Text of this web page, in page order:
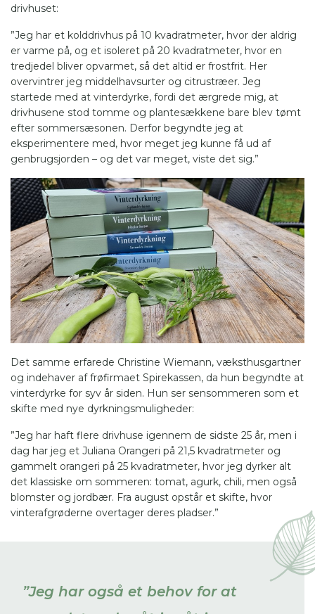
drivhuset:
”Jeg har et kolddrivhus på 10 kvadratmeter, hvor der aldrig
er varme på, og et isoleret på 20 kvadratmeter, hvor en
tredjedel bliver opvarmet, så det altid er frostfrit. Her
overvintrer jeg middelhavsurter og citrustræer. Jeg
startede med at vinterdyrke, fordi det ærgrede mig, at
drivhusene stod tomme og plantesækkene bare blev tømt
efter sommersæsonen. Derfor begyndte jeg at
eksperimentere med, hvor meget jeg kunne få ud af
genbrugsjorden – og det var meget, viste det sig.”
Det samme erfarede Christine Wiemann, væksthusgartner
og indehaver af frøfirmaet Spirekassen, da hun begyndte at
vinterdyrke for syv år siden. Hun ser sensommeren som et
skifte med nye dyrkningsmuligheder:
”Jeg har haft flere drivhuse igennem de sidste 25 år, men i
dag har jeg et Juliana Orangeri på 21,5 kvadratmeter og
gammelt orangeri på 25 kvadratmeter, hvor jeg dyrker alt
det klassiske om sommeren: tomat, agurk, chili, men også
blomster og jordbær. Fra august opstår et skifte, hvor
vinterafgrøderne overtager deres pladser.”
”Jeg har også et behov for at